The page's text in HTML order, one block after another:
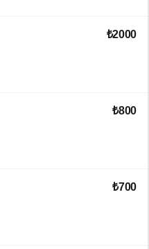
₺2000
₺800
₺700